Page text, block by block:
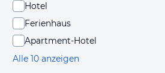
Hotel
Ferienhaus
Apartment-Hotel
Alle 10 anzeigen